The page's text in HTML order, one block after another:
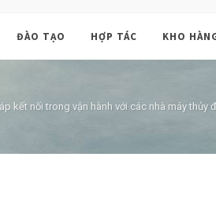
ĐÀO TẠO HỢP TÁC KHO
kết nối trong vận hành với các nhà máy thủy